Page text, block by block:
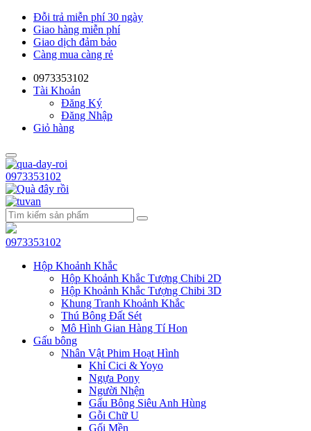
Đỗi trả miễn phí 30 ngày
Giao hàng miễn phí
Giao dịch đảm bảo
Càng mua càng rẻ
0973353102
Tài Khoản
Đăng Ký
Đăng Nhập
Giỏ hàng
0973353102
0973353102
Hộp Khoảnh Khắc
Hộp Khoảnh Khắc Tượng Chibi 2D
Hộp Khoảnh Khắc Tượng Chibi 3D
Khung Tranh Khoảnh Khắc
Thú Bông Đất Sét
Mô Hình Gian Hàng Tí Hon
Gấu bông
Nhân Vật Phim Hoạt Hình
Khỉ Cici & Yoyo
Ngựa Pony
Người Nhện
Gấu Bông Siêu Anh Hùng
Gỗi Chữ U
Gối Mền